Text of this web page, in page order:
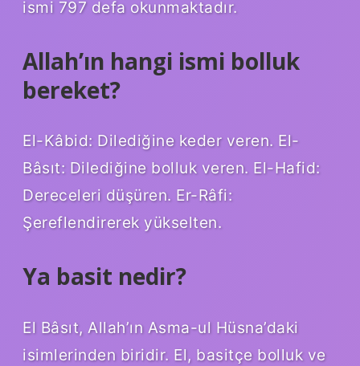
ismi 797 defa okunmaktadır.
Allah’ın hangi ismi bolluk
bereket?
El-Kâbid: Dilediğine keder veren. El-
Bâsıt: Dilediğine bolluk veren. El-Hafid:
Dereceleri düşüren. Er-Râfi:
Şereflendirerek yükselten.
Ya basit nedir?
El Bâsıt, Allah’ın Asma-ul Hüsna’daki
isimlerinden biridir. El, basitçe bolluk ve